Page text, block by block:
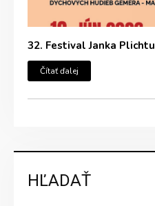
32. Festival Janka Plichtu
Čítať ďalej
HĽADAŤ